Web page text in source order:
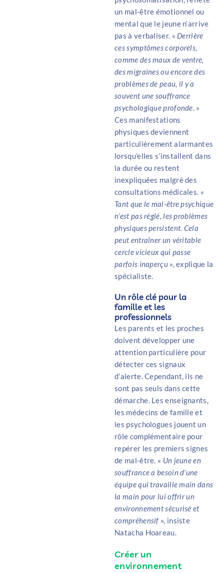
un mal-être émotionnel ou
mental que le jeune n’arrive
pas à verbaliser. « Derrière
ces symptômes corporels,
comme des maux de ventre,
des migraines ou encore des
problèmes de peau, il y a
souvent une souffrance
psychologique profonde. »
Ces manifestations
physiques deviennent
particulièrement alarmantes
lorsqu’elles s’installent dans
la durée ou restent
inexpliquées malgré des
consultations médicales. «
Tant que le mal-être psychique
n’est pas réglé, les problèmes
physiques persistent. Cela
peut entraîner un véritable
cercle vicieux qui passe
parfois inaperçu», explique la
spécialiste.
Un rôle clé pour la
famille et les
professionnels
Les parents et les proches
doivent développer une
attention particulière pour
détecter ces signaux
d’alerte. Cependant, ils ne
sont pas seuls dans cette
démarche. Les enseignants,
les médecins de famille et
les psychologues jouent un
rôle complémentaire pour
repérer les premiers signes
de mal-être. « Un jeune en
souffrance a besoin d’une
équipe qui travaille main dans
la main pour lui offrir un
environnement sécurisé et
compréhensif», insiste
Natacha Hoareau.
Créer un
environnement